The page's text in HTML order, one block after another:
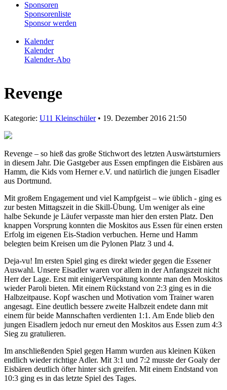
Sponsoren
Sponsorenliste
Sponsor werden
Kalender
Kalender
Kalender-Abo
Revenge
Kategorie: U11 Kleinschüler• 19. Dezember 2016 21:50
Revenge – so hieß das große Stichwort des letzten Auswärtsturniers
in diesem Jahr. Die Gastgeber aus Essen empfingen die Eisbären aus
Hamm, die Kids vom Herner e.V. und natürlich die jungen Eisadler
aus Dortmund.
Mit großem Engagement und viel Kampfgeist – wie üblich - ging es
zur besten Mittagszeit in die Skill-Übung. Um weniger als eine
halbe Sekunde je Läufer verpasste man hier den ersten Platz. Den
knappen Vorsprung konnten die Moskitos aus Essen für einen ersten
Erfolg im eigenen Eis-Stadion verbuchen. Herne und Hamm
belegten beim Kreisen um die Pylonen Platz 3 und 4.
Deja-vu! Im ersten Spiel ging es direkt wieder gegen die Essener
Auswahl. Unsere Eisadler waren vor allem in der Anfangszeit nicht
Herr der Lage. Erst mit einigerVerspätung konnte man den Moskitos
wieder Paroli bieten. Mit einem Rückstand von 2:3 ging es in die
Halbzeitpause. Kopf waschen und Motivation vom Trainer waren
angesagt. Eine deutlich bessere zweite Halbzeit endete dann mit
einem für beide Mannschaften verdienten 1:1. Am Ende blieb den
jungen Eisadlern jedoch nur erneut den Moskitos aus Essen zum 4:3
Sieg zu gratulieren.
Im anschließenden Spiel gegen Hamm wurden aus kleinen Küken
endlich wieder richtige Adler. Mit 3:1 und 7:2 musste der Goaly der
Eisbären deutlich öfter hinter sich greifen. Mit einem Endstand von
10:3 ging es in das letzte Spiel des Tages.